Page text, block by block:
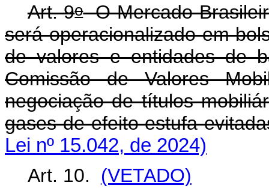
Art. 9oO Mercado
será operacionalizado em
de valores e entidades de
Comissão de Valores
negociação de títulos
gases de efeito estufa
Lei nº 15.042, de 2024)
Art. 10. (VETADO)